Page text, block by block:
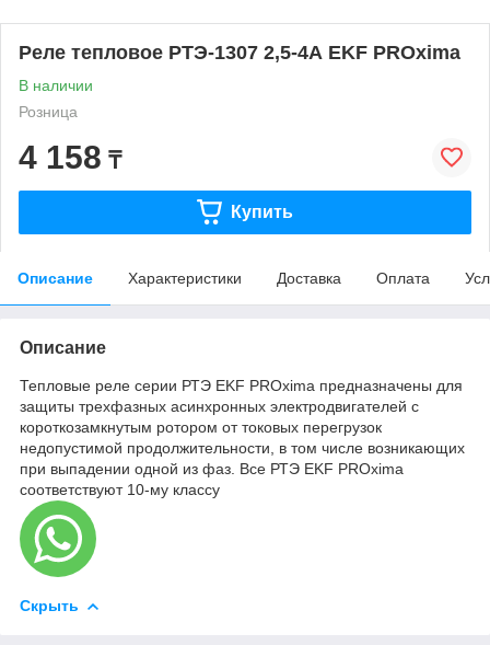
Реле тепловое РТЭ-1307 2,5-4А EKF PROxima
В наличии
Розница
4 158 ₸
Купить
Описание Характеристики Доставка Оплата
Описание
Тепловые реле серии РТЭ EKF PROxima предназначены для
защиты трехфазных асинхронных электродвигателей с
короткозамкнутым ротором от токовых перегрузок
недопустимой продолжительности, в том числе возникающих
при выпадении одной из фаз. Все РТЭ EKF PROxima
соответствуют 10-му классу
Скрыть